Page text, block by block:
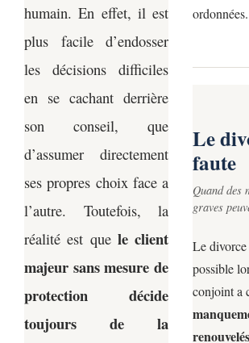
humain. En effet, il est
plus facile d’endosser
les décisions difficiles
en se cachant derrière
son conseil, que
d’assumer directement
ses propres choix face a
l’autre. Toutefois, la
réalité est que le client
majeur sans mesure de
protection décide
toujours de la
ordonnées.
Le
faute
Quand des
graves
Le
possible
conjoint a
renouvelés